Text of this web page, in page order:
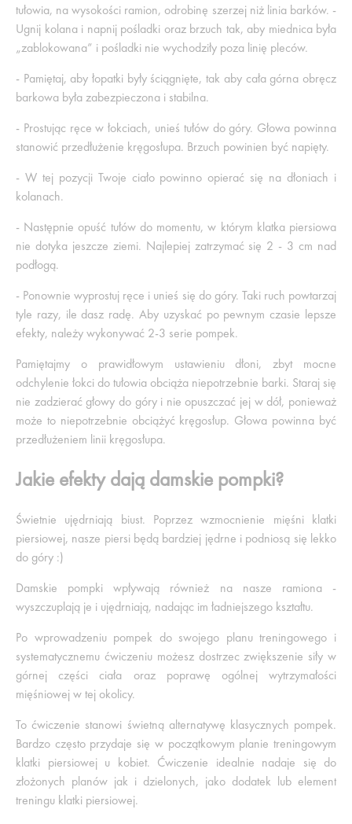
tułowia, na wysokości ramion, odrobinę szerzej niż linia barków. -
Ugnij kolana i napnij pośladki oraz brzuch tak, aby miednica była
„zablokowana” i pośladki nie wychodziły poza linię pleców.
- Pamiętaj, aby łopatki były ściągnięte, tak aby cała górna obręcz
barkowa była zabezpieczona i stabilna.
- Prostując ręce w łokciach, unieś tułów do góry. Głowa powinna
stanowić przedłużenie kręgosłupa. Brzuch powinien być napięty.
- W tej pozycji Twoje ciało powinno opierać się na dłoniach i
kolanach.
- Następnie opuść tułów do momentu, w którym klatka piersiowa
nie dotyka jeszcze ziemi. Najlepiej zatrzymać się 2 - 3 cm nad
podłogą.
- Ponownie wyprostuj ręce i unieś się do góry. Taki ruch powtarzaj
tyle razy, ile dasz radę. Aby uzyskać po pewnym czasie lepsze
efekty, należy wykonywać 2-3 serie pompek.
Pamiętajmy o prawidłowym ustawieniu dłoni, zbyt mocne
odchylenie łokci do tułowia obciąża niepotrzebnie barki. Staraj się
nie zadzierać głowy do góry i nie opuszczać jej w dół, ponieważ
może to niepotrzebnie obciążyć kręgosłup. Głowa powinna być
przedłużeniem linii kręgosłupa.
Jakie efekty dają damskie pompki?
Świetnie ujędrniają biust. Poprzez wzmocnienie mięśni klatki
piersiowej, nasze piersi będą bardziej jędrne i podniosą się lekko
do góry :)
Damskie pompki wpływają również na nasze ramiona -
wyszczuplają je i ujędrniają, nadając im ładniejszego kształtu.
Po wprowadzeniu pompek do swojego planu treningowego i
systematycznemu ćwiczeniu możesz dostrzec zwiększenie siły w
górnej części ciała oraz poprawę ogólnej wytrzymałości
mięśniowej w tej okolicy.
To ćwiczenie stanowi świetną alternatywę klasycznych pompek.
Bardzo często przydaje się w początkowym planie treningowym
klatki piersiowej u kobiet. Ćwiczenie idealnie nadaje się do
złożonych planów jak i dzielonych, jako dodatek lub element
treningu klatki piersiowej.